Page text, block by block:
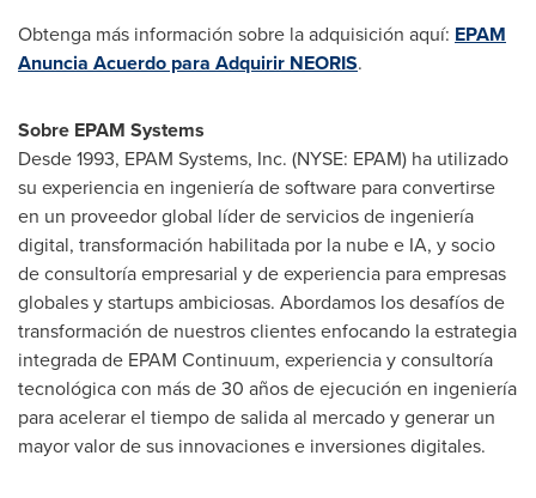
Obtenga más información sobre la adquisición aquí: EPAM
Anuncia Acuerdo para Adquirir NEORIS.
Sobre EPAM Systems
Desde 1993, EPAM Systems, Inc. (NYSE: EPAM) ha utilizado
su experiencia en ingeniería de software para convertirse
en un proveedor global líder de servicios de ingeniería
digital, transformación habilitada por la nube e IA, y socio
de consultoría empresarial y de experiencia para empresas
globales y startups ambiciosas. Abordamos los desafíos de
transformación de nuestros clientes enfocando la estrategia
integrada de EPAM Continuum, experiencia y consultoría
tecnológica con más de 30 años de ejecución en ingeniería
para acelerar el tiempo de salida al mercado y generar un
mayor valor de sus innovaciones e inversiones digitales.